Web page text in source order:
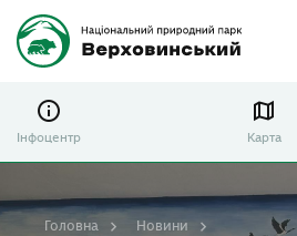
Інфоцентр Карта
Головна
Новини